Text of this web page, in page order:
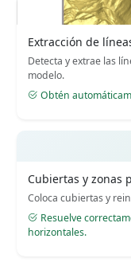
Extracción de
Detecta y extrae las
modelo.
Obtén
Cubiertas y zonas
Coloca cubiertas y
Resuelve
horizontales.